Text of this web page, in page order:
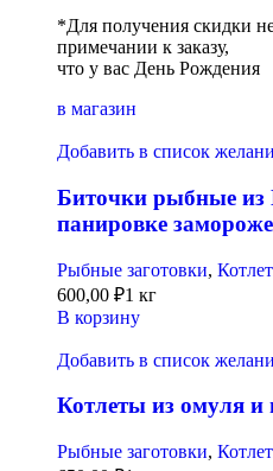
*Для получения скидки
примечании к заказу,
что у вас День Рождения
в магазин
Добавить в список
Биточки рыбные из
панировке
Рыбные заготовки,
600,00 ₽1 кг
В корзину
Добавить в список
Котлеты из омуля
Рыбные заготовки,